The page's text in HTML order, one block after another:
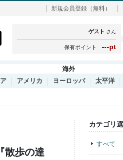
新規会員登録（無料）
ゲスト さん
保有ポイント ---pt
海外
アメリカ ヨーロッパ 太平洋
散歩の達
カテゴリ
すべて